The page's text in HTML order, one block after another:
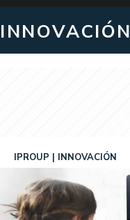
INNOVACIÓN
IPROUP INNOVACIÓN